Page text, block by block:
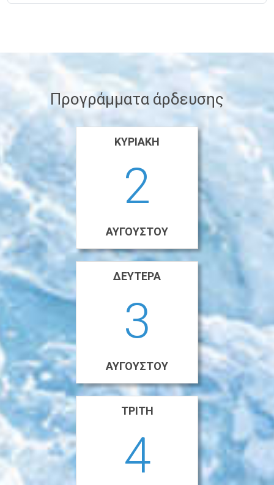
Προγράμματα άρδευσης
ΚΥΡΙΑΚΉ
2
ΑΥΓΟΎΣΤΟΥ
ΔΕΥΤΈΡΑ
3
ΑΥΓΟΎΣΤΟΥ
ΤΡΊΤΗ
4